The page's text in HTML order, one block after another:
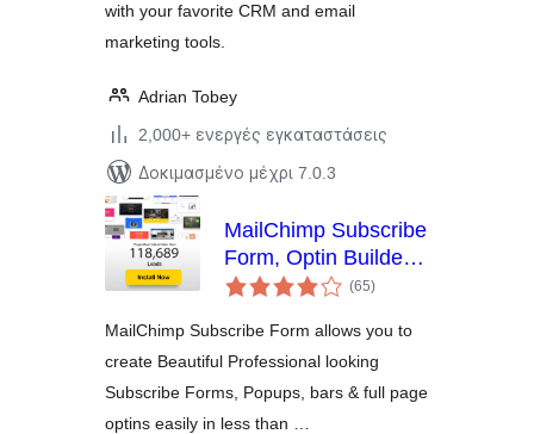
with your favorite CRM and email
marketing tools.
Adrian Tobey
2,000+ ενεργές εγκαταστάσεις
Δοκιμασμένο μέχρι 7.0.3
MailChimp Subscribe
Form, Optin Builder,
PopUp Builder, Form
(65αξιολογήσεις
σύνολο
)
MailChimp Subscribe Form allows you to
create Beautiful Professional looking
Subscribe Forms, Popups, bars & full page
optins easily in less than …